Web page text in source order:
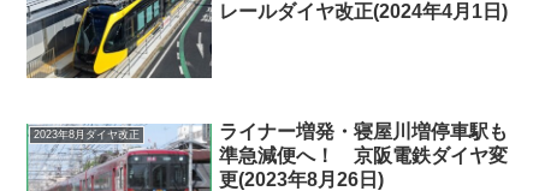
レールダイヤ改正(2024年4月1日)
2023年8月ダイヤ改正
ライナー増発・寝屋川増停車駅も
準急減便へ！ 京阪電鉄ダイヤ変
更(2023年8月26日)